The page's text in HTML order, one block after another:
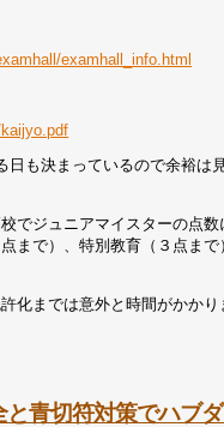
examhall_info.html
も決まっているので余裕
でジュニアマイスターの点
まで）、特別教育（３点ま
化までは意外と時間がかかり
青切符対策でハブ